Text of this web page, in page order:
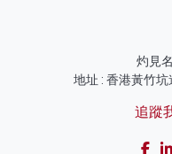
灼見
地址 : 香港黃竹
追蹤